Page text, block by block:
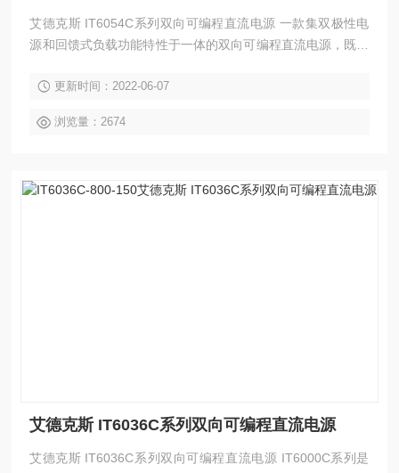
艾德克斯 IT6054C系列双向可编程直流电源 一款集双极性电
源和回馈式负载功能特性于一体的双向可编程直流电源，既能
收功率还能将消耗的能量清洁的返回至电网，具有标准的双象
更新时间：2022-06-07
浏览量：2674
艾德克斯 IT6036C系列双向可编程直流电源
艾德克斯 IT6036C系列双向可编程直流电源 IT6000C系列是